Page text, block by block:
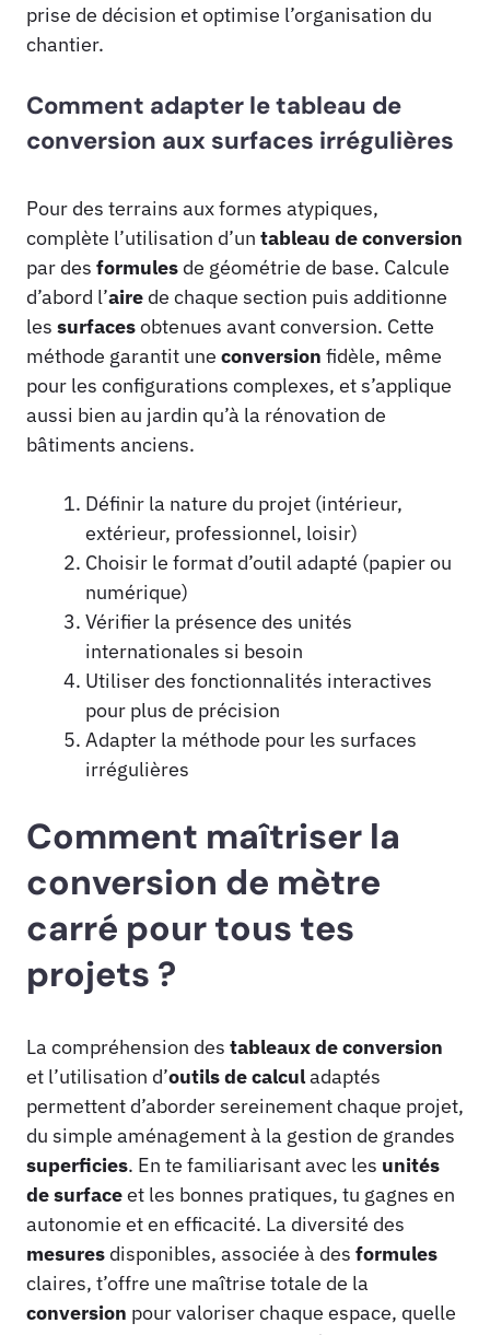
prise de décision et optimise l’organisation du
chantier.
Comment adapter le tableau de
conversion aux surfaces irrégulières
Pour des terrains aux formes atypiques,
complète l’utilisation d’un tableau de conversion
par des formules de géométrie de base. Calcule
d’abord l’aire de chaque section puis additionne
les surfacesobtenues avant conversion. Cette
méthode garantit une conversion fidèle, même
pour les configurations complexes, et s’applique
aussi bien au jardin qu’à la rénovation de
bâtiments anciens.
Définir la nature du projet (intérieur,
extérieur, professionnel, loisir)
Choisir le format d’outil adapté (papier ou
numérique)
Vérifier la présence des unités
internationales si besoin
Utiliser des fonctionnalités interactives
pour plus de précision
Adapter la méthode pour les surfaces
irrégulières
Comment maîtriser la
conversion de mètre
carré pour tous tes
projets ?
La compréhension des tableaux de conversion
et l’utilisation d’outils de calculadaptés
permettent d’aborder sereinement chaque projet,
du simple aménagement à la gestion de grandes
superficies. En te familiarisant avec les unités
de surfaceet les bonnes pratiques, tu gagnes en
autonomie et en efficacité. La diversité des
mesures disponibles, associée à des formules
claires, t’offre une maîtrise totale de la
conversion pour valoriser chaque espace, quelle